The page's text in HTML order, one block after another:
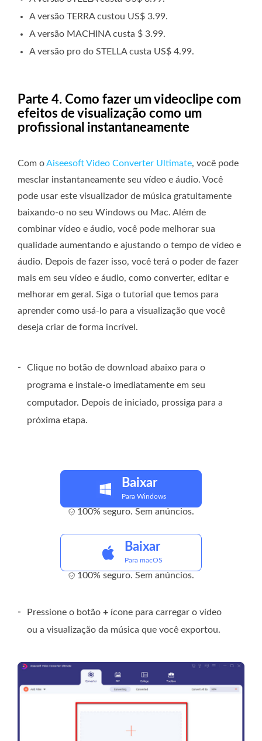
A versão TERRA custou US$ 3.99.
A versão MACHINA custa $ 3.99.
A versão pro do STELLA custa US$ 4.99.
Parte 4. Como fazer um videoclipe com
efeitos de visualização como um
profissional instantaneamente
Com oAiseesoft Video Converter Ultimate, você pode
mesclar instantaneamente seu vídeo e áudio. Você
pode usar este visualizador de música gratuitamente
baixando-o no seu Windows ou Mac. Além de
combinar vídeo e áudio, você pode melhorar sua
qualidade aumentando e ajustando o tempo de vídeo e
áudio. Depois de fazer isso, você terá o poder de fazer
mais em seu vídeo e áudio, como converter, editar e
melhorar em geral. Siga o tutorial que temos para
aprender como usá-lo para a visualização que você
deseja criar de forma incrível.
-
Clique no botão de download abaixo para o
programa e instale-o imediatamente em seu
computador. Depois de iniciado, prossiga para a
próxima etapa.
Baixar
Para Windows
100% seguro. Sem anúncios.
Baixar
Para macOS
100% seguro. Sem anúncios.
- Pressione o botão + ícone para carregar o vídeo
ou a visualização da música que você exportou.